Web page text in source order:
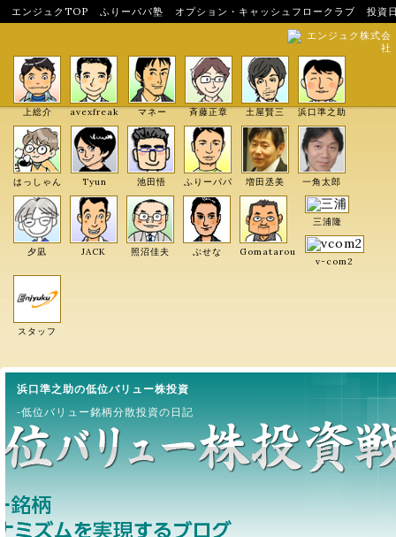
エンジュクTOP ふりーパパ塾 オプション・キャッシュフロークラブ
投資
エンジュク株式会
社
上総介 avexfreak マネー 斉藤正章 土屋賢三 浜口準之助
はっしゃん Tyun 池田悟 ふりーパパ 増田丞美 一角太郎
夕凪 JACK 照沼佳夫 ぶせな Gomatarou
三浦隆
v-com2
スタッフ
浜口準之助の低位バリュー株投資
-低位バリュー銘柄分散投資の日記